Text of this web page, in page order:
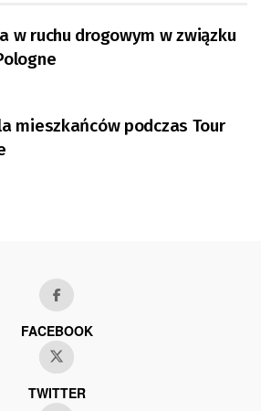
w ruchu drogowym w związku
mieszkańców podczas Tour
FACEBOOK
TWITTER